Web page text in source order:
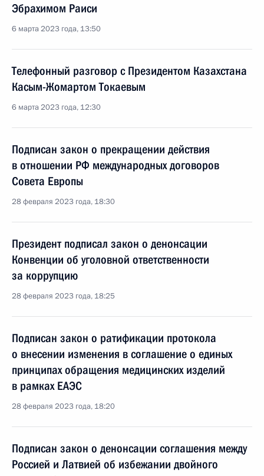
Эбрахимом Раиси
6 марта 2023 года, 13:50
Телефонный разговор с Президентом Казахстана
Касым-Жомартом Токаевым
6 марта 2023 года, 12:30
Подписан закон о прекращении действия
в отношении РФ международных договоров
Совета Европы
28 февраля 2023 года, 18:30
Президент подписал закон о денонсации
Конвенции об уголовной ответственности
за коррупцию
28 февраля 2023 года, 18:25
Подписан закон о ратификации протокола
о внесении изменения в соглашение о единых
принципах обращения медицинских изделий
в рамках ЕАЭС
28 февраля 2023 года, 18:20
Подписан закон о денонсации соглашения между
Россией и Латвией об избежании двойного